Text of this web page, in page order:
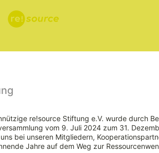
EU-Parlament
re!source Stiftung e.V. wurde durch
vom 9. Juli 2024 zum 31.
bei unseren Mitgliedern,
Jahre auf dem Weg zur